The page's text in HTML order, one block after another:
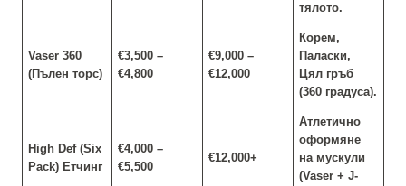
тялото.
Vaser 360
(Пълен торс)
€3,500 –
€4,800
€9,000 –
€12,000
Корем,
Паласки,
Цял гръб
(360 градуса).
High Def (Six
Pack) Етчинг
€4,000 –
€5,500
€12,000+
Атлетично
оформяне
на мускули
(Vaser + J-